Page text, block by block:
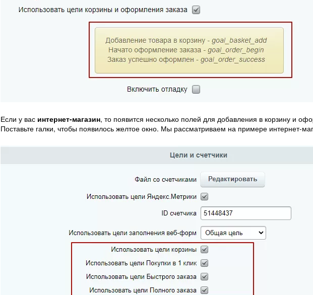
Если у вас интернет-магазин, то появится несколько полей для добавления в корзину и
Поставьте галки, чтобы появилось желтое окно. Мы рассматриваем на примере интернет-